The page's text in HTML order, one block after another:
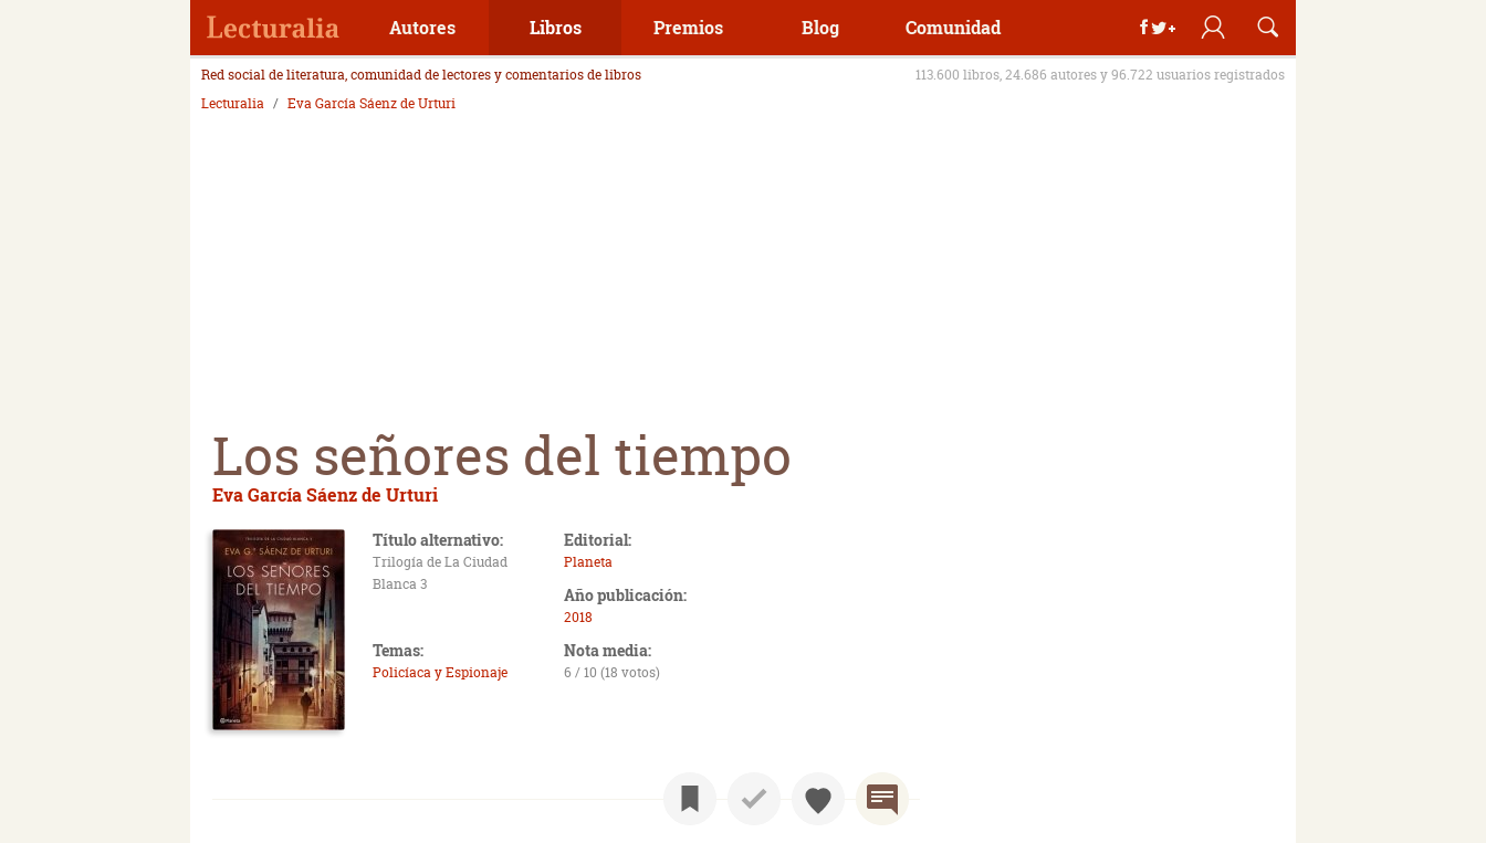
Autores Libros Premios Blog Comunidad
Red social de literatura, comunidad de lectores y comentarios de libros
113.600 libros, 24.686 autores y 96.722 usuarios registrados
Lecturalia
Eva García Sáenz de Urturi
Los señores del tiempo
Eva García Sáenz de Urturi
Título alternativo:
Trilogía de La Ciudad
Blanca 3
Editorial:
Planeta
Año publicación:
2018
Temas:
Policíaca y Espionaje
Nota media:
6 / 10 (18 votos)